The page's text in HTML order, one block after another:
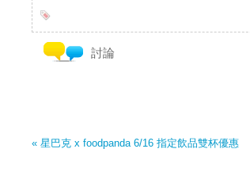
討論
« 星巴克 x foodpanda 6/16 指定飲品雙杯優惠